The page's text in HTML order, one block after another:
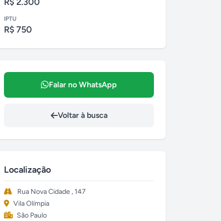
IPTU
R$ 750
Falar no WhatsApp
Voltar à busca
Localização
Rua Nova Cidade , 147
Vila Olímpia
São Paulo